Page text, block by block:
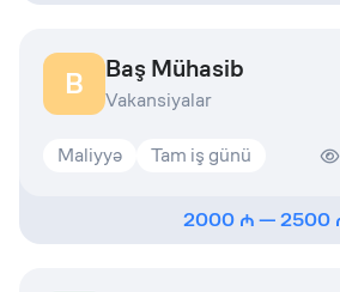
B Baş Mühasib
Vakansiyalar
Maliyyə Tam iş günü
2000 —2500